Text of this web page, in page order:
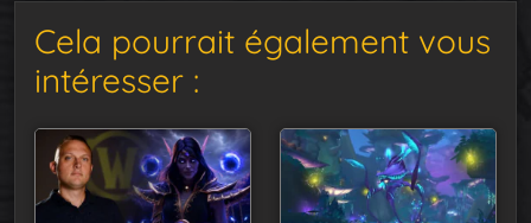
Cela pourrait également vous
intéresser :